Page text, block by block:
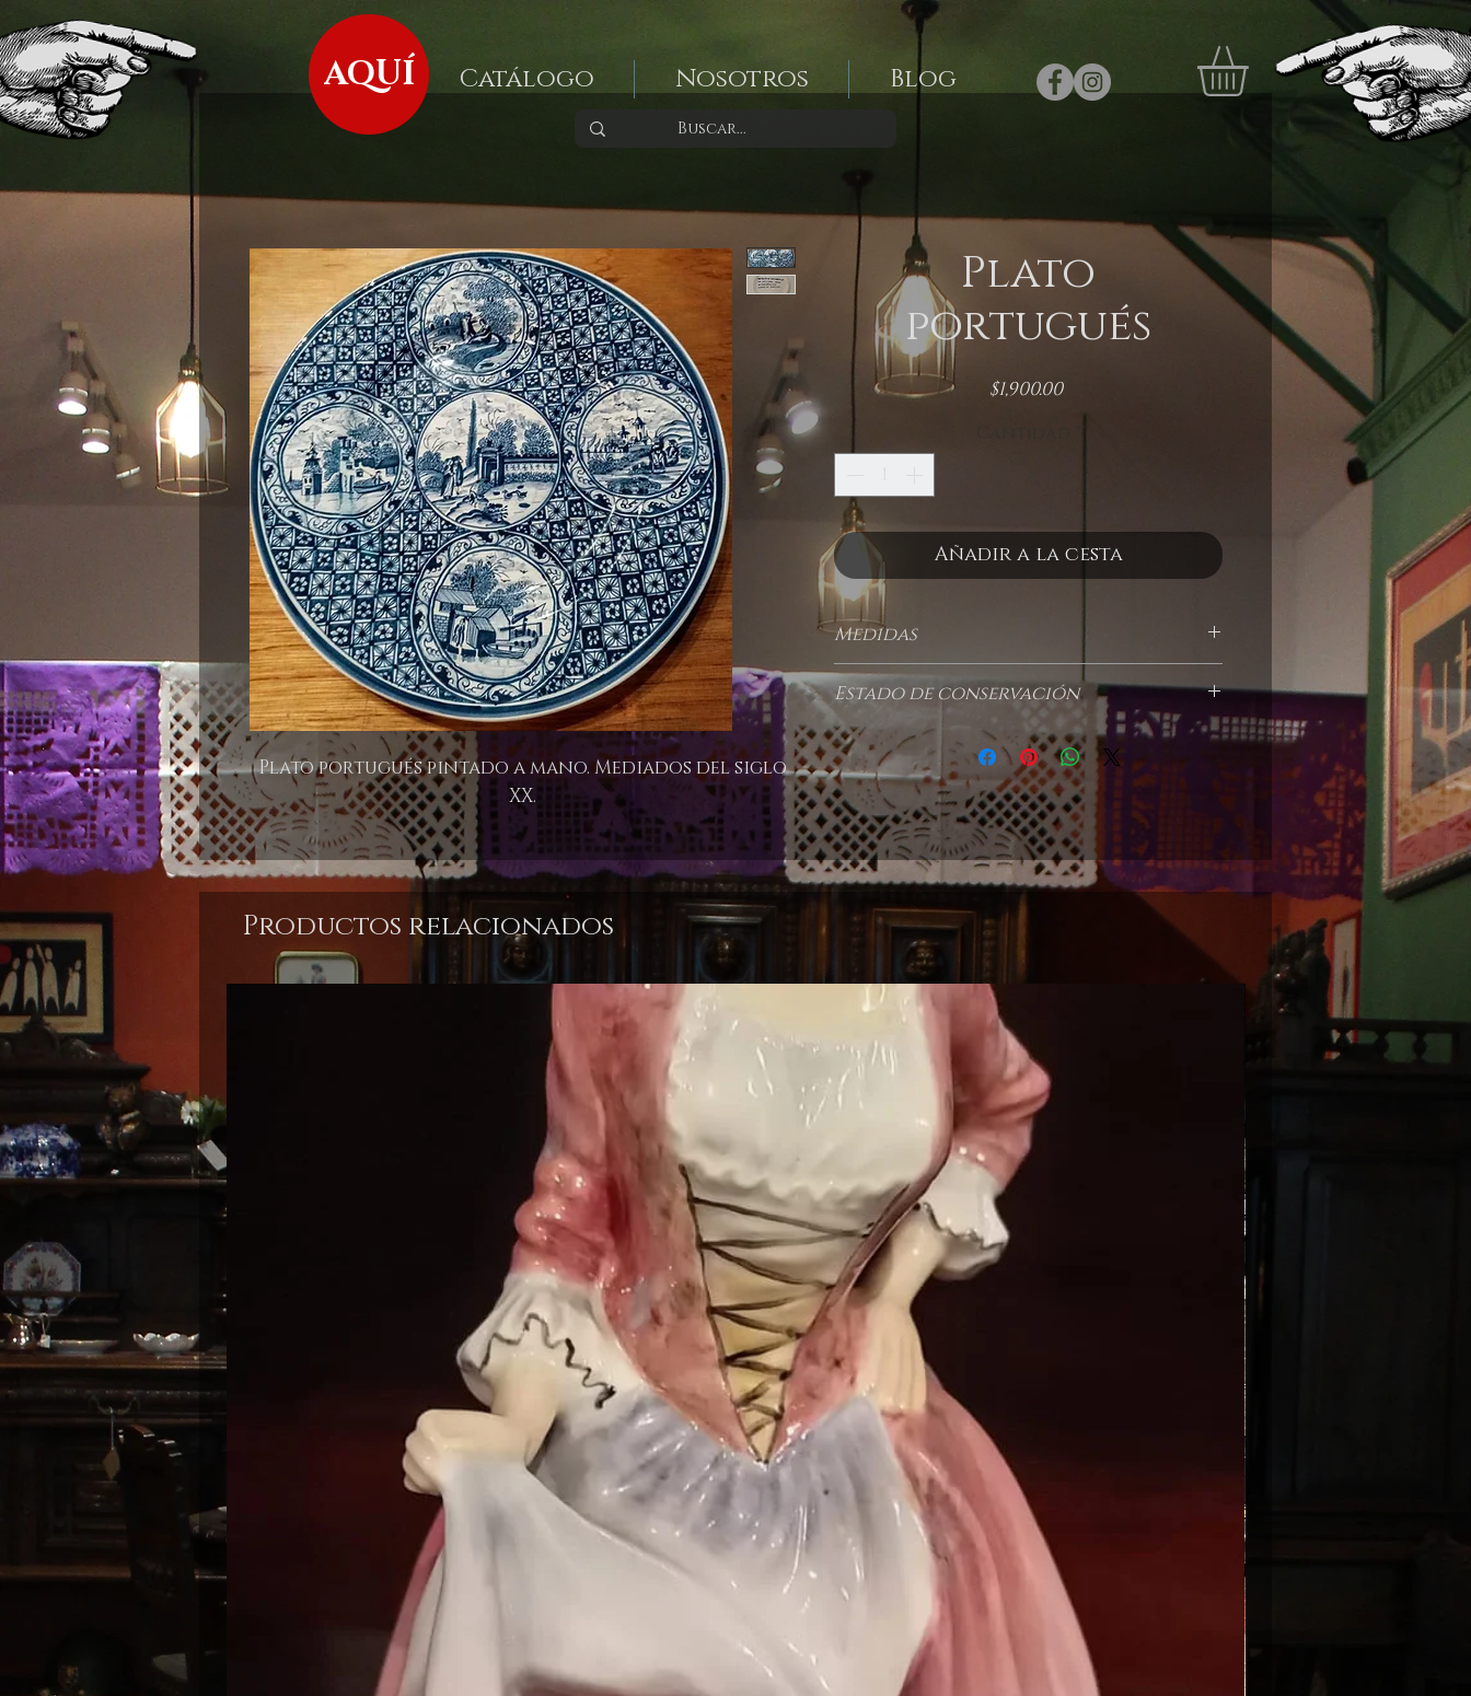
AQUÍ Catálogo Nosotros Blog
Plato portugués pintado a mano. Mediados del siglo
XX.
Plato
portugués
$1,900.00Precio
Añadir a la cesta
Medidas
36 cm de diámetro
Estado de conservación
Excelente, no tiene ningun detalle de
maltrato.
Productos relacionados